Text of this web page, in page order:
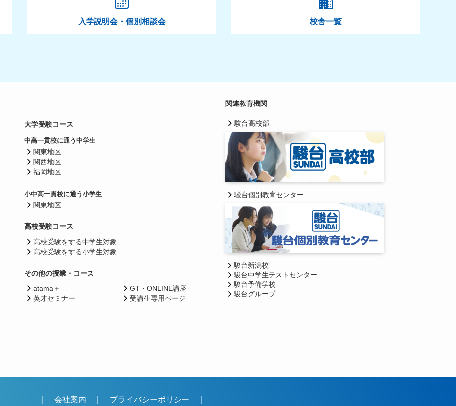
入学説明会・個別相談会 校舎一覧
大学受験コース
中高一貫校に通う中学生
関東地区
関西地区
福岡地区
小中高一貫校に通う小学生
関東地区
高校受験コース
高校受験をする中学生対象
高校受験をする小学生対象
その他の授業・コース
atama＋
英才セミナー
GT・ONLINE講座
受講生専用ページ
関連教育機関
駿台高校部
駿台個別教育センター
駿台新潟校
駿台中学生テストセンター
駿台予備学校
駿台グループ
会社案内 プライバシーポリシー